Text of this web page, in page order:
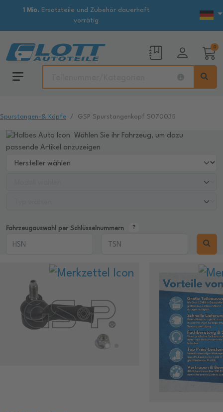
1 Mio.Ersatzteile und Zubehör dauerhaft
vorrätig
0
Spurstangen-& Köpfe GSP Spurstangenkopf S070035
Wählen Sie ihr Fahrzeug, um dazu
passende Artikel anzuzeigen
Fahrzeugauswahl per Schlüsselnummern